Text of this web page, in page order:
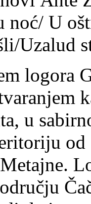
noć/ U
Uzalud
logora
u